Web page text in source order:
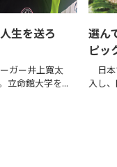
生を送ろ
ガー井上寛太
立命館大学を...
選ん
ピッ
日本
入し